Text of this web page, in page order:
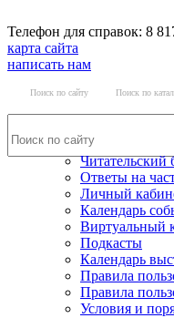
Телефон для справок: 8
карта сайта
написать нам
Поиск по сайту Поиск по
Ответы на
Личный
Календарь
Виртуальный
Подкасты
Календарь
Правила
Правила
Условия и